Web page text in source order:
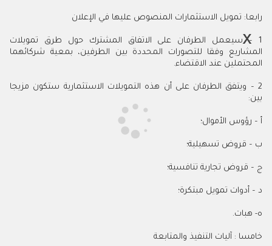
رابعا: تمويل الاستثمارات المنصوص عليها في الإعلان
1 – سيعمل الطرفان على الاتفاق المشترك حول طرق تمويلات
المشاريع وفقا للتصورات المحددة بين الطرفين، بمعية شركائهما
المحتملين عند الاقتضاء.
2 – ويتفق الطرفان على أن هذه التمويلات الاستثمارية ستكون مزيجا
بين:
أ – رؤوس الأموال؛
ب – قروض تسهيلية؛
ج – قروض تجارية تنافسية؛
د – أدوات تمويل مبتكرة؛
ه- هبات.
خامسا : آليات التنفيذ والمتابعة